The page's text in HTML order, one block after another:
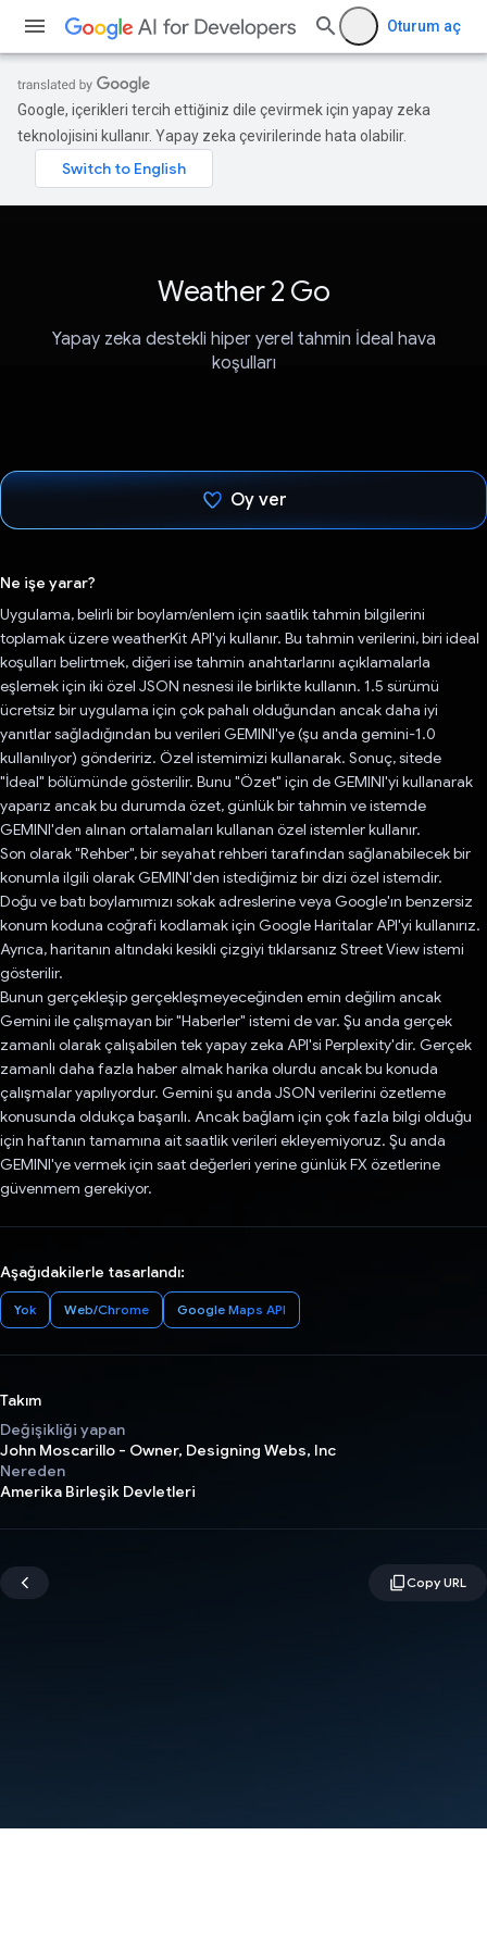
Oturum aç
Google, içerikleri tercih ettiğiniz dile çevirmek için yapay zeka
teknolojisini kullanır. Yapay zeka çevirilerinde hata olabilir.
Weather 2 Go
Yapay zeka destekli hiper yerel tahmin İdeal hava
koşulları
Oy ver
Ne işe yarar?
Uygulama, belirli bir boylam/enlem için saatlik tahmin bilgilerini
toplamak üzere weatherKit API'yi kullanır. Bu tahmin verilerini, biri ideal
koşulları belirtmek, diğeri ise tahmin anahtarlarını açıklamalarla
eşlemek için iki özel JSON nesnesi ile birlikte kullanın. 1.5 sürümü
ücretsiz bir uygulama için çok pahalı olduğundan ancak daha iyi
yanıtlar sağladığından bu verileri GEMINI'ye (şu anda gemini-1.0
kullanılıyor) göndeririz. Özel istemimizi kullanarak. Sonuç, sitede
"İdeal" bölümünde gösterilir. Bunu "Özet" için de GEMINI'yi kullanarak
yaparız ancak bu durumda özet, günlük bir tahmin ve istemde
GEMINI'den alınan ortalamaları kullanan özel istemler kullanır.
Son olarak "Rehber", bir seyahat rehberi tarafından sağlanabilecek bir
konumla ilgili olarak GEMINI'den istediğimiz bir dizi özel istemdir.
Doğu ve batı boylamımızı sokak adreslerine veya Google'ın benzersiz
konum koduna coğrafi kodlamak için Google Haritalar API'yi kullanırız.
Ayrıca, haritanın altındaki kesikli çizgiyi tıklarsanız Street View istemi
gösterilir.
Bunun gerçekleşip gerçekleşmeyeceğinden emin değilim ancak
Gemini ile çalışmayan bir "Haberler" istemi de var. Şu anda gerçek
zamanlı olarak çalışabilen tek yapay zeka API'si Perplexity'dir. Gerçek
zamanlı daha fazla haber almak harika olurdu ancak bu konuda
çalışmalar yapılıyordur. Gemini şu anda JSON verilerini özetleme
konusunda oldukça başarılı. Ancak bağlam için çok fazla bilgi olduğu
için haftanın tamamına ait saatlik verileri ekleyemiyoruz. Şu anda
GEMINI'ye vermek için saat değerleri yerine günlük FX özetlerine
güvenmem gerekiyor.
Aşağıdakilerle tasarlandı:
Yok Web/Chrome Google Maps API
Takım
Değişikliği yapan
John Moscarillo - Owner, Designing Webs, Inc
Nereden
Amerika Birleşik Devletleri